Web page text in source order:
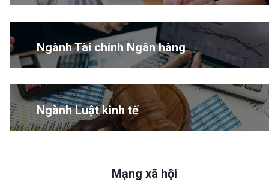
Ngành Tài chính Ngân hàng
Ngành Luật kinh tế
Mạng xã hội